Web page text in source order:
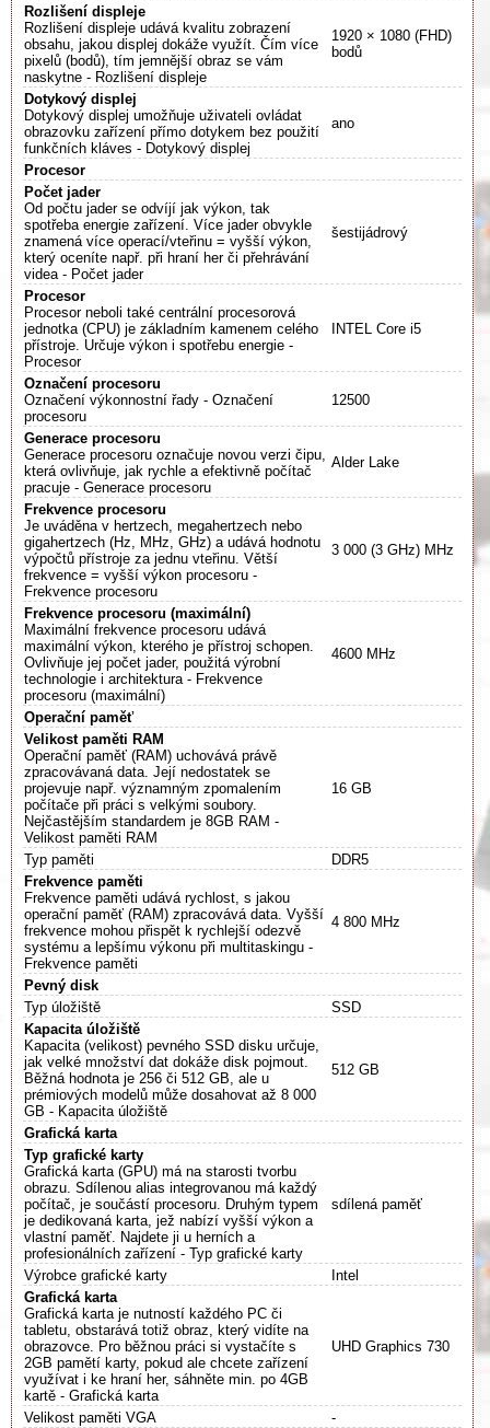
Rozlišení displeje
Rozlišení displeje udává kvalitu zobrazení
obsahu, jakou displej dokáže využít. Čím více
pixelů (bodů), tím jemnější obraz se vám
naskytne - Rozlišení displeje
1920 × 1080 (FHD)
bodů
Dotykový displej
Dotykový displej umožňuje uživateli ovládat
obrazovku zařízení přímo dotykem bez použití
funkčních kláves - Dotykový displej
ano
Procesor
Počet jader
Od počtu jader se odvíjí jak výkon, tak
spotřeba energie zařízení. Více jader obvykle
znamená více operací/vteřinu = vyšší výkon,
který oceníte např. při hraní her či přehrávání
videa - Počet jader
šestijádrový
Procesor
Procesor neboli také centrální procesorová
jednotka (CPU) je základním kamenem celého
přístroje. Určuje výkon i spotřebu energie -
Procesor
INTEL Core i5
Označení procesoru
Označení výkonnostní řady - Označení
procesoru
12500
Generace procesoru
Generace procesoru označuje novou verzi čipu,
která ovlivňuje, jak rychle a efektivně počítač
pracuje - Generace procesoru
Alder Lake
Frekvence procesoru
Je uváděna v hertzech, megahertzech nebo
gigahertzech (Hz, MHz, GHz) a udává hodnotu
výpočtů přístroje za jednu vteřinu. Větší
frekvence = vyšší výkon procesoru -
Frekvence procesoru
3 000 (3 GHz) MHz
Frekvence procesoru (maximální)
Maximální frekvence procesoru udává
maximální výkon, kterého je přístroj schopen.
Ovlivňuje jej počet jader, použitá výrobní
technologie i architektura - Frekvence
procesoru (maximální)
4600 MHz
Operační paměť
Velikost paměti RAM
Operační paměť (RAM) uchovává právě
zpracovávaná data. Její nedostatek se
projevuje např. významným zpomalením
počítače při práci s velkými soubory.
Nejčastějším standardem je 8GB RAM -
Velikost paměti RAM
16 GB
Typ paměti
DDR5
Frekvence paměti
Frekvence paměti udává rychlost, s jakou
operační paměť (RAM) zpracovává data. Vyšší
frekvence mohou přispět k rychlejší odezvě
systému a lepšímu výkonu při multitaskingu -
Frekvence paměti
4 800 MHz
Pevný disk
Typ úložiště
SSD
Kapacita úložiště
Kapacita (velikost) pevného SSD disku určuje,
jak velké množství dat dokáže disk pojmout.
Běžná hodnota je 256 či 512 GB, ale u
prémiových modelů může dosahovat až 8 000
GB - Kapacita úložiště
512 GB
Grafická karta
Typ grafické karty
Grafická karta (GPU) má na starosti tvorbu
obrazu. Sdílenou alias integrovanou má každý
počítač, je součástí procesoru. Druhým typem
je dedikovaná karta, jež nabízí vyšší výkon a
vlastní paměť. Najdete ji u herních a
profesionálních zařízení - Typ grafické karty
sdílená paměť
Výrobce grafické karty
Intel
Grafická karta
Grafická karta je nutností každého PC či
tabletu, obstarává totiž obraz, který vidíte na
obrazovce. Pro běžnou práci si vystačíte s
2GB pamětí karty, pokud ale chcete zařízení
využívat i ke hraní her, sáhněte min. po 4GB
kartě - Grafická karta
UHD Graphics 730
Velikost paměti VGA -